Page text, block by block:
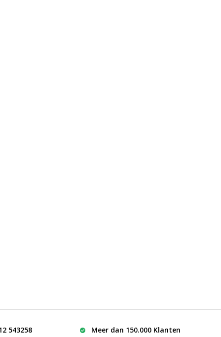
543258 Meer dan 150.000 Klanten